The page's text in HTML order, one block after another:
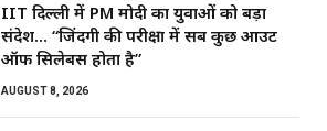
IIT दिल्ली में PM मोदी का युवाओं को बड़ा
संदेश… “जिंदगी की परीक्षा में सब कुछ आउट
ऑफ सिलेबस होता है”
AUGUST 8, 2026